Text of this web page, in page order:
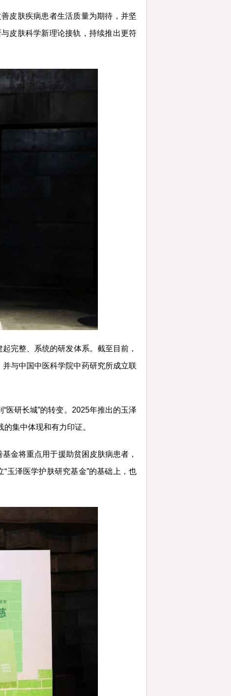
皮肤疾病患者生活质量为期待，并坚
皮肤科学新理论接轨，持续推出更符
完整、系统的研发体系。截至目前，
与中国中医科学院中药研究所成立联
医研长城”的转变。2025年推出的玉泽
集中体现和有力印证。
金将重点用于援助贫困皮肤病患者，
玉泽医学护肤研究基金”的基础上，也